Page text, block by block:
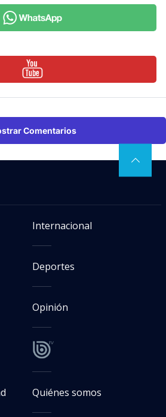
Comentarios
Internacional
Deportes
Opinión
Quiénes somos